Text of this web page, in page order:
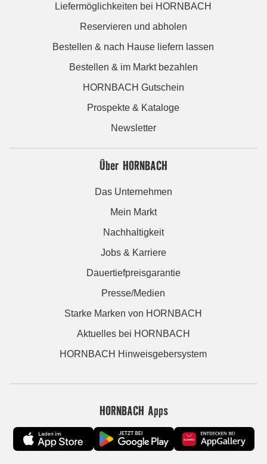
Liefermöglichkeiten bei HORNBACH
Reservieren und abholen
Bestellen & nach Hause liefern lassen
Bestellen & im Markt bezahlen
HORNBACH Gutschein
Prospekte & Kataloge
Newsletter
Über HORNBACH
Das Unternehmen
Mein Markt
Nachhaltigkeit
Jobs & Karriere
Dauertiefpreisgarantie
Presse/Medien
Starke Marken von HORNBACH
Aktuelles bei HORNBACH
HORNBACH Hinweisgebersystem
HORNBACH Apps